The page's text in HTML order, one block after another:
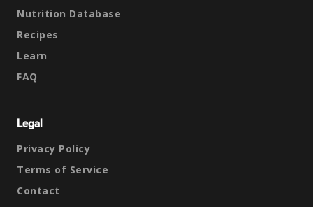
Nutrition Database
Recipes
Learn
FAQ
Legal
Privacy Policy
Terms of Service
Contact